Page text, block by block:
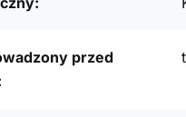
przed